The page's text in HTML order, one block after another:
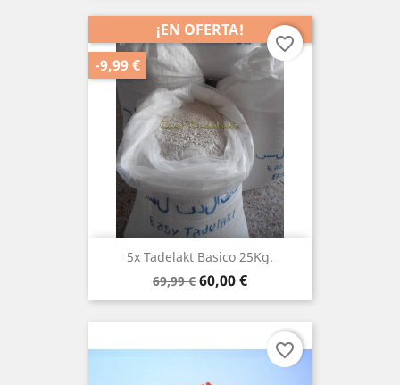
5x Tadelakt Basico 25Kg.
Precio
base
69,99 € Precio
60,00 €
¡EN OFERTA!
-9,99 €
favorite_border
favorite_border